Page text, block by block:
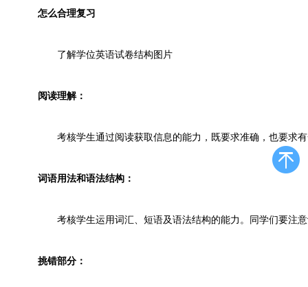
怎么合理复习
了解学位英语试卷结构图片
阅读理解：
考核学生通过阅读获取信息的能力，既要求准确，也要求有
词语用法和语法结构：
考核学生运用词汇、短语及语法结构的能力。同学们要注意
挑错部分：